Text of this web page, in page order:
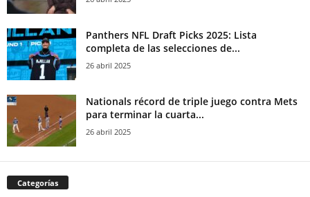
Panthers NFL Draft Picks 2025: Lista
completa de las selecciones de...
26 abril 2025
Nationals récord de triple juego contra Mets
para terminar la cuarta...
26 abril 2025
Categorías